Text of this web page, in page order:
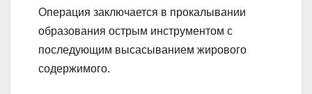
Операция заключается в прокалывании
образования острым инструментом с
последующим высасыванием жирового
содержимого.